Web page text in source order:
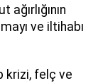
ağırlığının
ve iltihabı
krizi, felç ve